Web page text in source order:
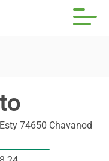
74650 Chavanod